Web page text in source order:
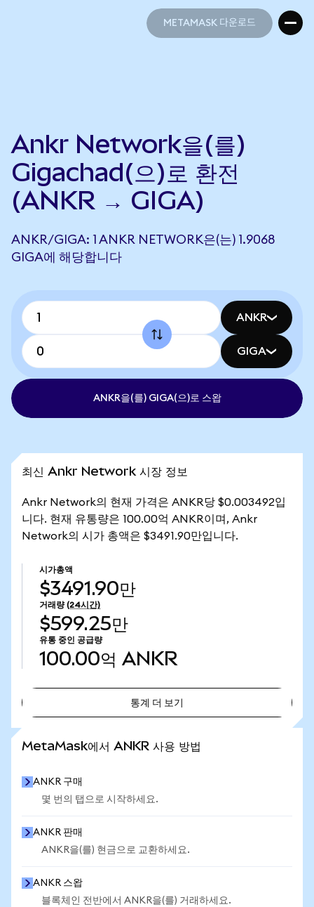
METAMASK 다운로드
Ankr Network을(를)
Gigachad(으)로 환전
(ANKR → GIGA)
ANKR/GIGA: 1 ANKR NETWORK은(는) 1.9068
GIGA에 해당합니다
ANKR
GIGA
ANKR을(를) GIGA(으)로 스왑
최신 Ankr Network 시장 정보
Ankr Network의 현재 가격은 ANKR당 $0.003492입
니다. 현재 유통량은 100.00억 ANKR이며, Ankr
Network의 시가 총액은 $3491.90만입니다.
시가총액
$3491.90만
거래량 (24시간)
$599.25만
유통 중인 공급량
100.00억 ANKR
통계 더 보기
MetaMask에서 ANKR 사용 방법
ANKR 구매
몇 번의 탭으로 시작하세요.
ANKR 판매
ANKR을(를) 현금으로 교환하세요.
ANKR 스왑
블록체인 전반에서 ANKR을(를) 거래하세요.